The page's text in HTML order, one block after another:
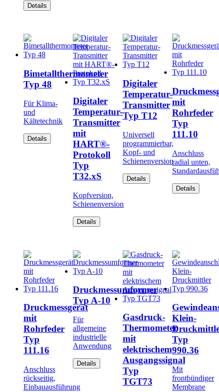
Details
Bimetallthermometer
Typ 48
Für Klima-
und
Kältetechnik
Details
Digitaler
Temperatur-
Transmitter
mit
HART®-
Protokoll
Typ
T32.xS
Kopfversion,
Schienenversion
Details
Digitaler
Temperatur-
Transmitter
Typ T12
Universell
programmierbar,
Kopf- und
Schienenversion
Details
mit
Rohrfeder
Typ
111.10
Anschluss
radial unten,
Details
Druckmessgerät
mit
Rohrfeder
Typ
111.16
Anschluss
rückseitig,
Einbauausführung
Druckmessumformer
Typ A-10
Für
allgemeine
industrielle
Anwendung
Details
Gasdruck-
Thermometer
mit
elektrischem
Ausgangssignal
Typ
TGT73
Klein-
Typ
990.36
Mit
frontbündiger
Membrane